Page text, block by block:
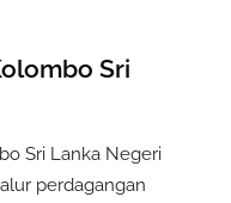
Sri
Sri Lanka Negeri
perdagangan